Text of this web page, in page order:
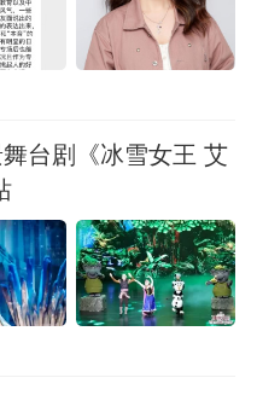
舞台剧《冰雪女王 艾